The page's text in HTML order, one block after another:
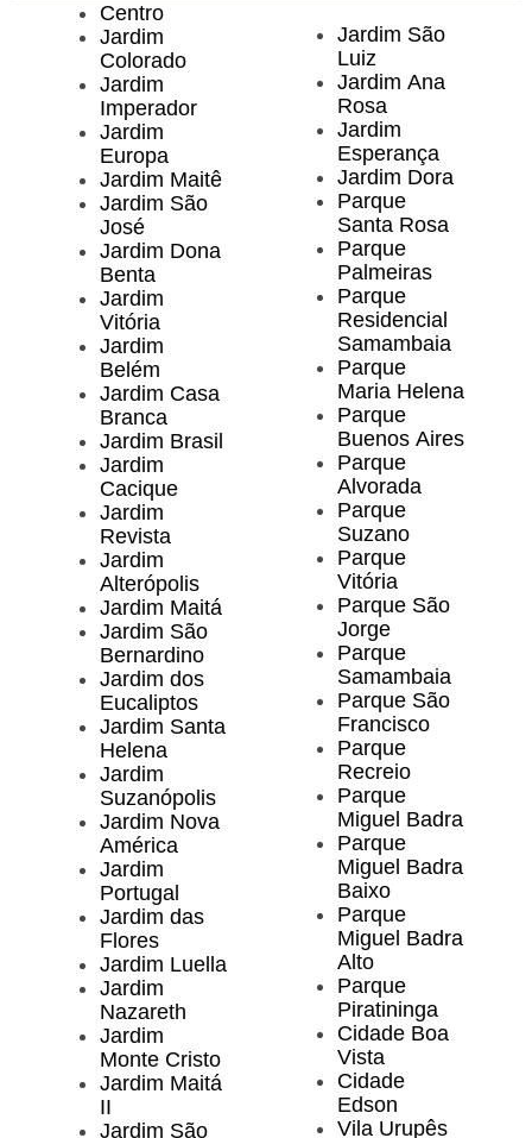
Centro
Jardim
Colorado
Jardim
Imperador
Jardim
Europa
Jardim Maitê
Jardim São
José
Jardim Dona
Benta
Jardim
Vitória
Jardim
Belém
Jardim Casa
Branca
Jardim Brasil
Jardim
Cacique
Jardim
Revista
Jardim
Alterópolis
Jardim Maitá
Jardim São
Bernardino
Jardim dos
Eucaliptos
Jardim Santa
Helena
Jardim
Suzanópolis
Jardim Nova
América
Jardim
Portugal
Jardim das
Flores
Jardim Luella
Jardim
Nazareth
Jardim
Monte Cristo
Jardim Maitá
II
Jardim São
Jardim São
Luiz
Jardim Ana
Rosa
Jardim
Esperança
Jardim Dora
Parque
Santa Rosa
Parque
Palmeiras
Parque
Residencial
Samambaia
Parque
Maria Helena
Parque
Buenos Aires
Parque
Alvorada
Parque
Suzano
Parque
Vitória
Parque São
Jorge
Parque
Samambaia
Parque São
Francisco
Parque
Recreio
Parque
Miguel Badra
Parque
Miguel Badra
Baixo
Parque
Miguel Badra
Alto
Parque
Piratininga
Cidade Boa
Vista
Cidade
Edson
Vila Urupês